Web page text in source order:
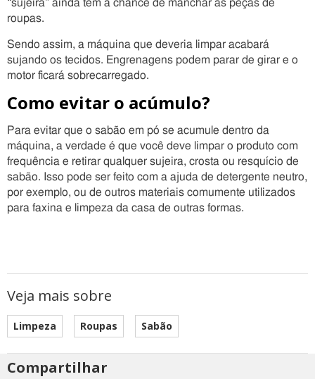
“sujeira” ainda tem a chance de manchar as peças de
roupas.
Sendo assim, a máquina que deveria limpar acabará
sujando os tecidos. Engrenagens podem parar de girar e o
motor ficará sobrecarregado.
Como evitar o acúmulo?
Para evitar que o sabão em pó se acumule dentro da
máquina, a verdade é que você deve limpar o produto com
frequência e retirar qualquer sujeira, crosta ou resquício de
sabão. Isso pode ser feito com a ajuda de detergente neutro,
por exemplo, ou de outros materiais comumente utilizados
para faxina e limpeza da casa de outras formas.
Veja mais sobre
Limpeza Roupas Sabão
Compartilhar